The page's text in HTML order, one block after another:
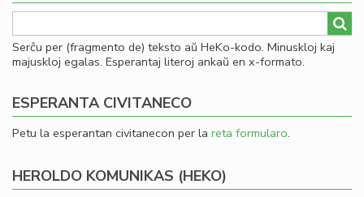
Serĉu per (fragmento de) teksto aŭ HeKo-kodo. Minuskloj kaj
majuskloj egalas. Esperantaj literoj ankaŭ en x-formato.
ESPERANTA CIVITANECO
Petu la esperantan civitanecon per la reta formularo.
HEROLDO KOMUNIKAS (HEKO)